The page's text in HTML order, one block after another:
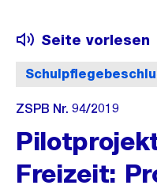
Seite vorlesen
ZSPB Nr. 94/2019
Freizeit: